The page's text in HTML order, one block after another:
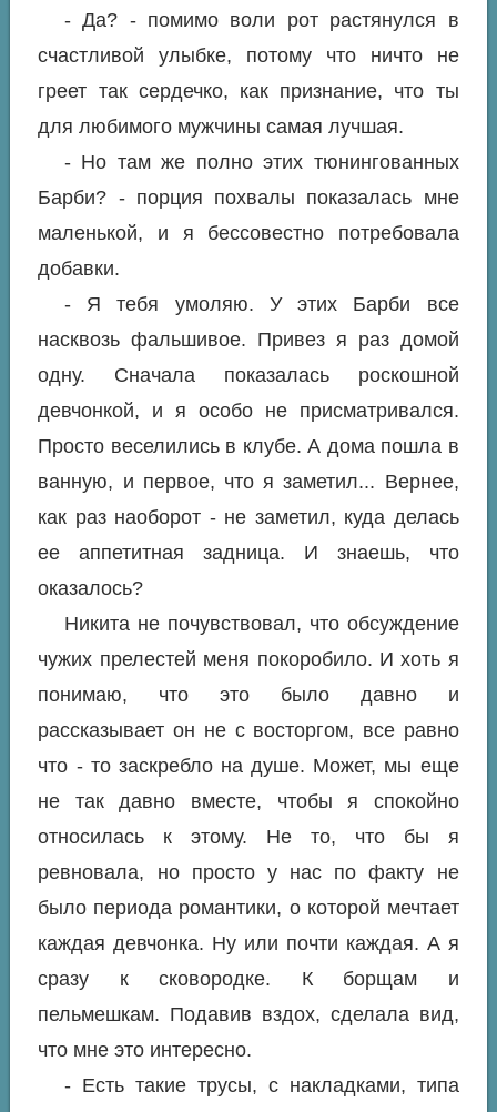
- Да? - помимо воли рот растянулся в
счастливой улыбке, потому что ничто не
греет так сердечко, как признание, что ты
для любимого мужчины самая лучшая.
- Но там же полно этих тюнингованных
Барби? - порция похвалы показалась мне
маленькой, и я бессовестно потребовала
добавки.
- Я тебя умоляю. У этих Барби все
насквозь фальшивое. Привез я раз домой
одну. Сначала показалась роскошной
девчонкой, и я особо не присматривался.
Просто веселились в клубе. А дома пошла в
ванную, и первое, что я заметил... Вернее,
как раз наоборот - не заметил, куда делась
ее аппетитная задница. И знаешь, что
оказалось?
Никита не почувствовал, что обсуждение
чужих прелестей меня покоробило. И хоть я
понимаю, что это было давно и
рассказывает он не с восторгом, все равно
что - то заскребло на душе. Может, мы еще
не так давно вместе, чтобы я спокойно
относилась к этому. Не то, что бы я
ревновала, но просто у нас по факту не
было периода романтики, о которой мечтает
каждая девчонка. Ну или почти каждая. А я
сразу к сковородке. К борщам и
пельмешкам. Подавив вздох, сделала вид,
что мне это интересно.
- Есть такие трусы, с накладками, типа